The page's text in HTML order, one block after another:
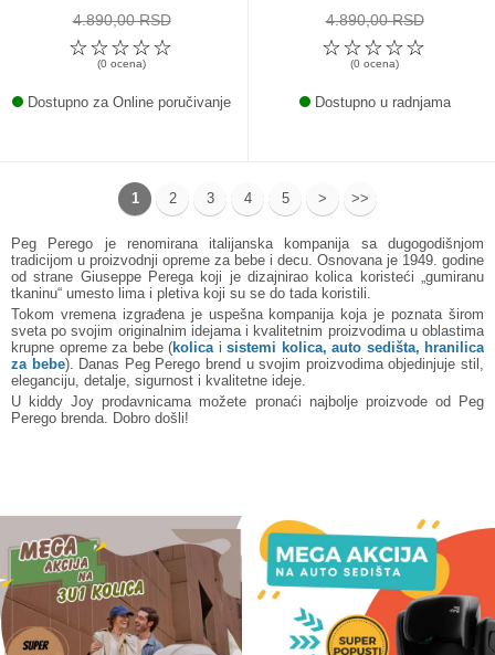
4.890,00 RSD
☆
☆
☆
☆
☆
(0 ocena)
Dostupno za Online poručivanje
4.890,00 RSD
☆
☆
☆
☆
☆
(0 ocena)
Dostupno u radnjama
1 2 3 4 5 > >>
Peg Perego je renomirana italijanska kompanija sa dugogodišnjom
tradicijom u proizvodnji opreme za bebe i decu. Osnovana je 1949. godine
od strane Giuseppe Perega koji je dizajnirao kolica koristeći „gumiranu
tkaninu“ umesto lima i pletiva koji su se do tada koristili.
Tokom vremena izgrađena je uspešna kompanija koja je poznata širom
sveta po svojim originalnim idejama i kvalitetnim proizvodima u oblastima
krupne opreme za bebe (kolicai sistemi kolica, auto sedišta, hranilica
za bebe). Danas Peg Perego brend u svojim proizvodima objedinjuje stil,
eleganciju, detalje, sigurnost i kvalitetne ideje.
U kiddy Joy prodavnicama možete pronaći najbolje proizvode od Peg
Perego brenda. Dobro došli!